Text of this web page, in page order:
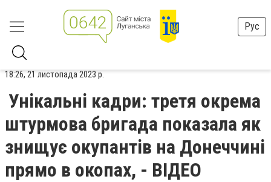
Рус
18:26, 21 листопада 2023 р.
Унікальні кадри: третя окрема
штурмова бригада показала як
знищує окупантів на Донеччині
прямо в окопах, - ВІДЕО